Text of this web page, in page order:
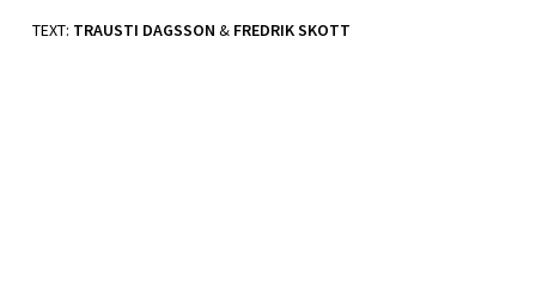
TEXT: TRAUSTI DAGSSON& FREDRIK SKOTT